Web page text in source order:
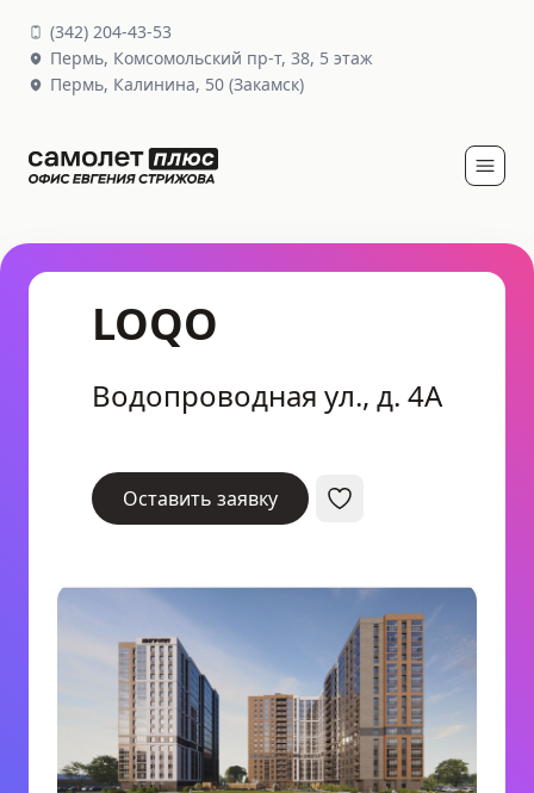
(342) 204-43-53
Пермь, Комсомольский пр-т, 38, 5 этаж
Пермь, Калинина, 50 (Закамск)
LOQO
Водопроводная ул., д. 4А
Оставить заявку